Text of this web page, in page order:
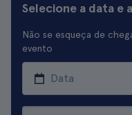
Selecione a data e
Não se esqueça de
evento